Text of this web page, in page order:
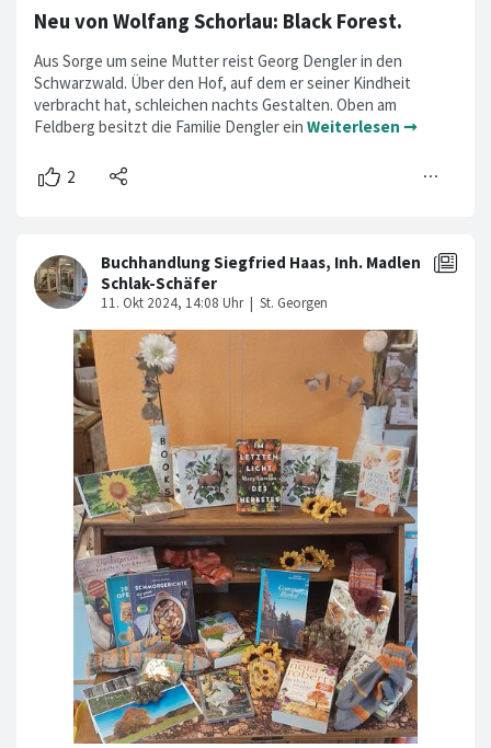
Neu von Wolfang Schorlau: Black Forest.
Aus Sorge um seine Mutter reist Georg Dengler in den
Schwarzwald. Über den Hof, auf dem er seiner Kindheit
verbracht hat, schleichen nachts Gestalten. Oben am
Feldberg besitzt die Familie Dengler ein Weiterlesen ➞